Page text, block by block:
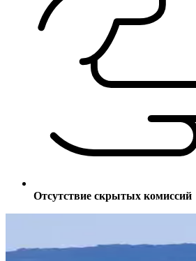
Отсутствие скрытых комиссий